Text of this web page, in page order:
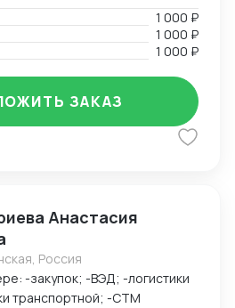
заполнении необходимой
разрешительной
1 000 ₽
1 000 ₽
1 000 ₽
ЗАКАЗ
Анастасия
Россия
-закупок; -ВЭД; -логистики
транспортной; -СТМ